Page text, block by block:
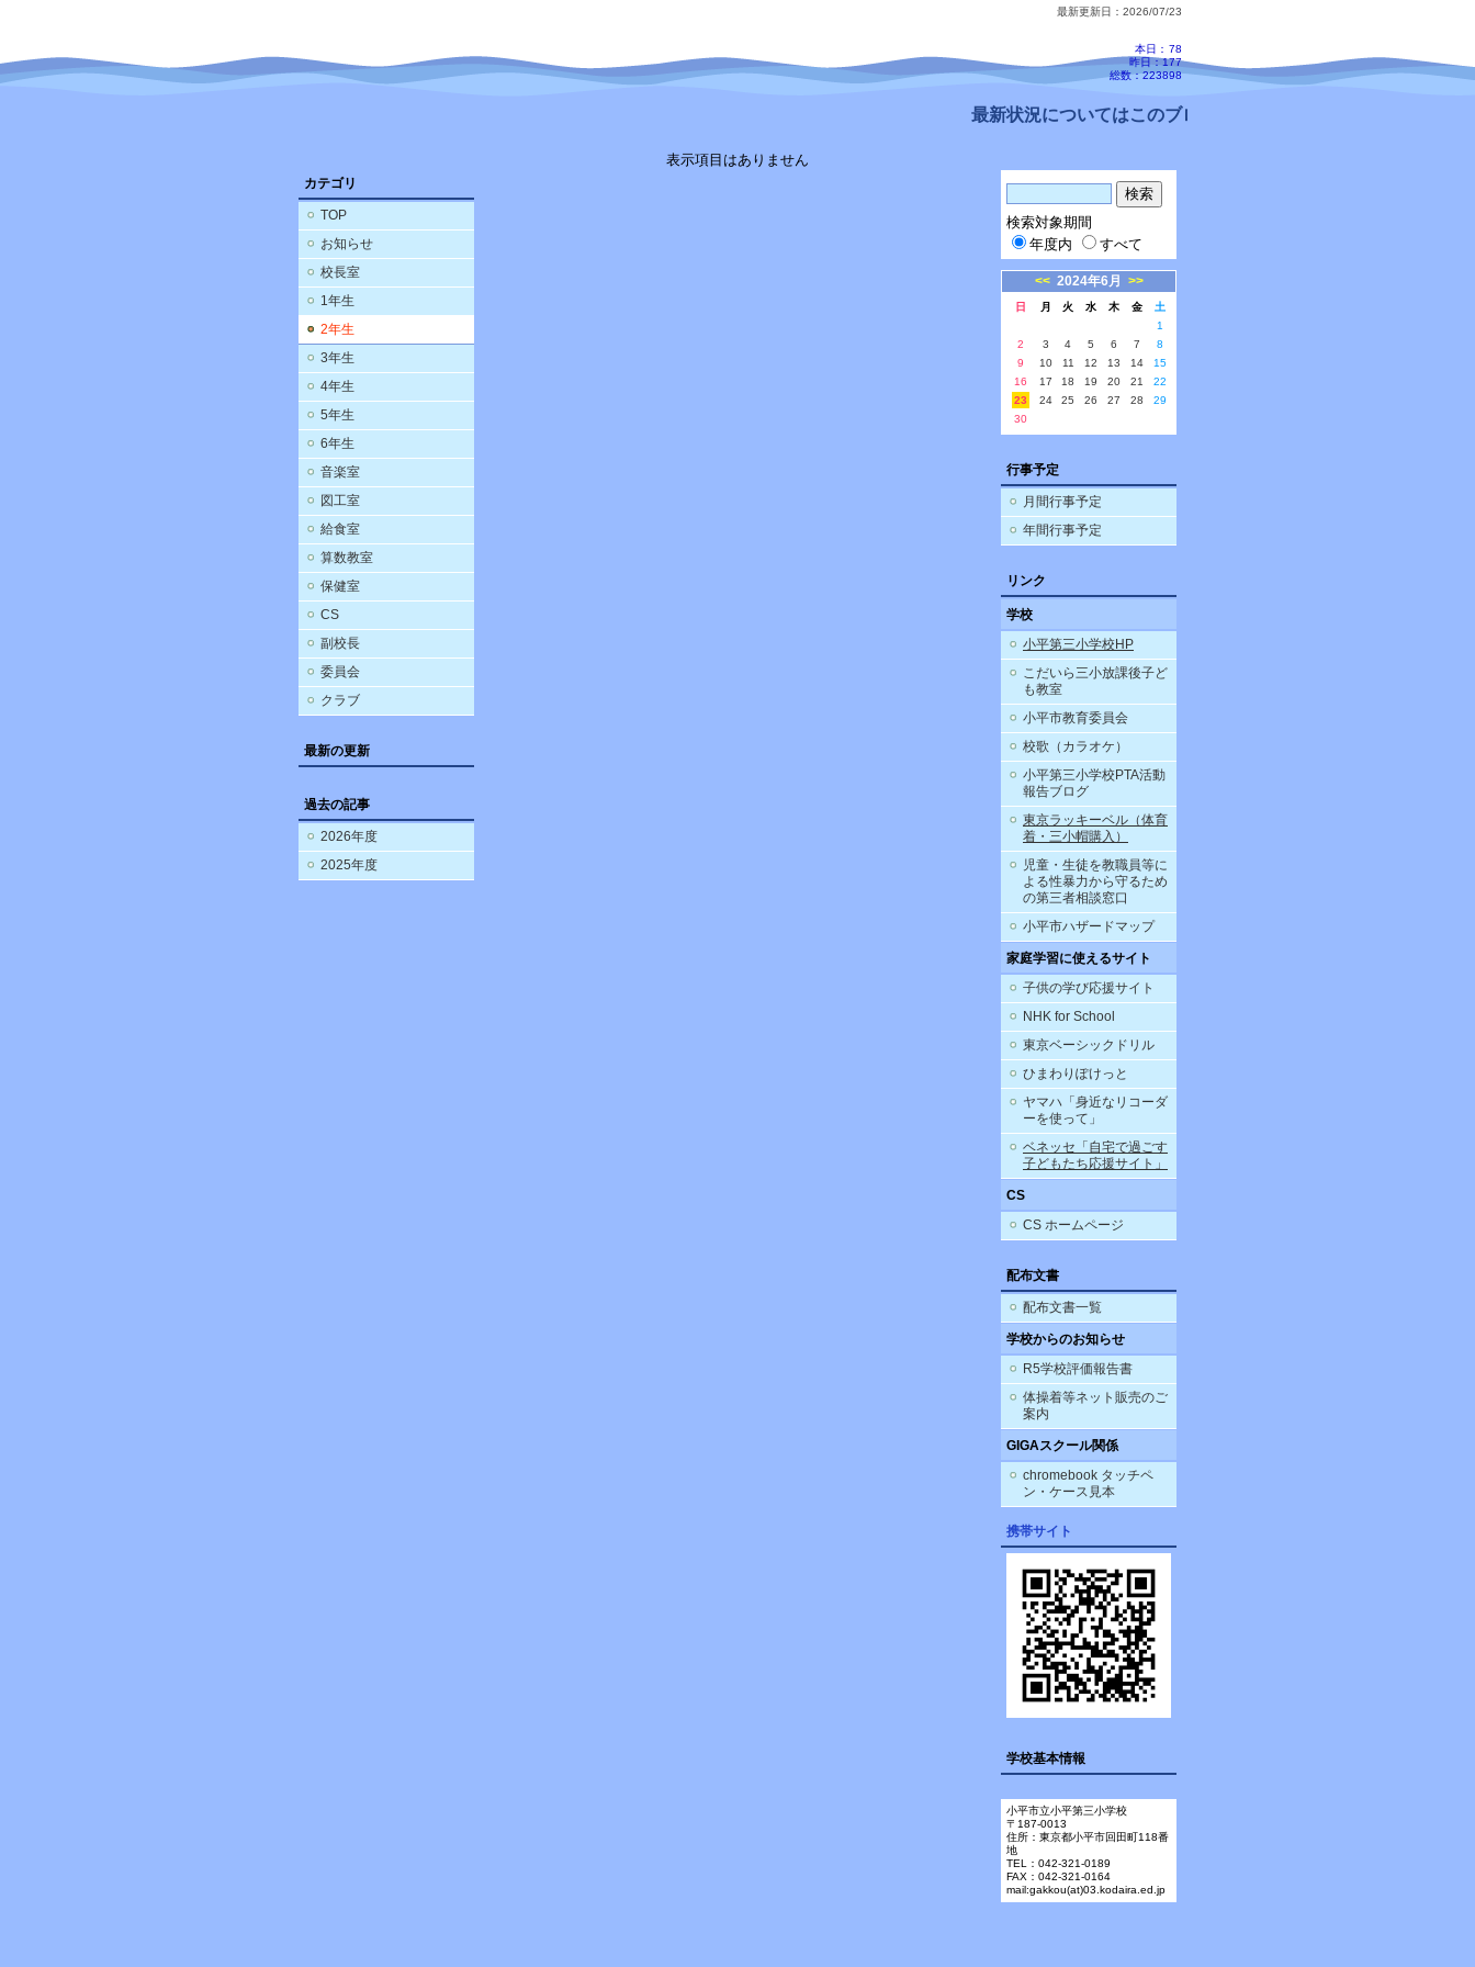
最新更新日：2026/07/23
本日： 78
昨日：177
総数：223898
最新状況についてはこのブログ、配信メールをご確認ください。
カテゴリ
TOP
お知らせ
校長室
1年生
2年生
3年生
4年生
5年生
6年生
音楽室
図工室
給食室
算数教室
保健室
CS
副校長
委員会
クラブ
最新の更新
過去の記事
2026年度
2025年度
表示項目はありません
検索対象期間
年度内
すべて
<< 2024年6月 >>
日 月 火 水 木 金
土
1
2
3 4 5 6 7
8
9
10 11 12 13 14
15
16
17 18 19 20 21
22
23
24 25 26 27 28
29
30
行事予定
月間行事予定
年間行事予定
リンク
学校
小平第三小学校HP
こだいら三小放課後子ど
も教室
小平市教育委員会
校歌（カラオケ）
小平第三小学校PTA活動
報告ブログ
東京ラッキーベル（体育
着・三小帽購入）
児童・生徒を教職員等に
よる性暴力から守るため
の第三者相談窓口
小平市ハザードマップ
家庭学習に使えるサイト
子供の学び応援サイト
NHK for School
東京ベーシックドリル
ひまわりぽけっと
ヤマハ「身近なリコーダ
ーを使って」
ベネッセ「自宅で過ごす
子どもたち応援サイト」
CS
CS ホームページ
配布文書
配布文書一覧
学校からのお知らせ
R5学校評価報告書
体操着等ネット販売のご
案内
GIGAスクール関係
chromebook タッチペ
ン・ケース見本
携帯サイト
学校基本情報
小平市立小平第三小学校
〒187-0013
住所：東京都小平市回田町118番
地
TEL：042-321-0189
FAX：042-321-0164
mail:gakkou(at)03.kodaira.ed.jp